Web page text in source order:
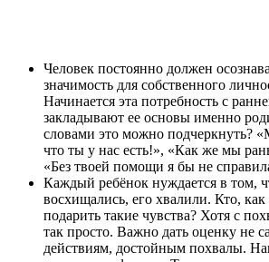
Человек постоянно должен
значимость для собственного
Начинается эта потребность с
закладывают ее основы именно
словами это можно подчеркнуть?
что ты у нас есть!», «Как же мы
«Без твоей помощи я бы не
Каждый ребёнок нуждается в том,
восхищались, его хвалили. Кто,
подарить такие чувства? Хотя с
так просто. Важно дать оценку не
действиям, достойным похвалы.